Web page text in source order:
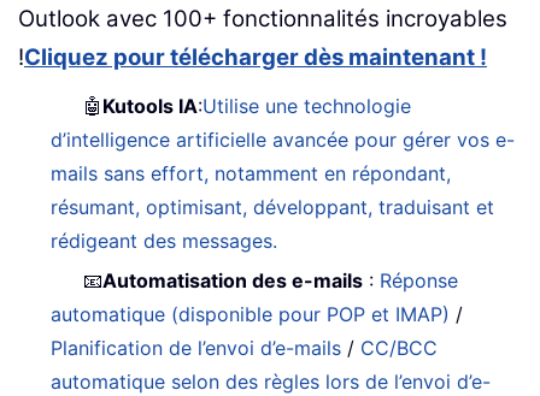
Outlook avec 100+ fonctionnalités incroyables
!Cliquez pour télécharger dès maintenant !
🤖 Kutools IA:Utilise une technologie
d’intelligence artificielle avancée pour gérer vos e-
mails sans effort, notamment en répondant,
résumant, optimisant, développant, traduisant et
rédigeant des messages.
📧Automatisation des e-mails : Réponse
automatique (disponible pour POP et IMAP) /
Planification de l’envoi d’e-mails / CC/BCC
automatique selon des règles lors de l’envoi d’e-